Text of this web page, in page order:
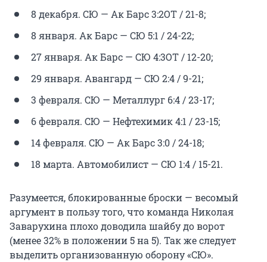
8 декабря. СЮ — Ак Барс 3:2ОТ / 21-8;
8 января. Ак Барс — СЮ 5:1 / 24-22;
27 января. Ак Барс — СЮ 4:3ОТ / 12-20;
29 января. Авангард — СЮ 2:4 / 9-21;
3 февраля. СЮ — Металлург 6:4 / 23-17;
6 февраля. СЮ — Нефтехимик 4:1 / 23-15;
14 февраля. СЮ — Ак Барс 3:0 / 24-18;
18 марта. Автомобилист — СЮ 1:4 / 15-21.
Разумеется, блокированные броски — весомый
аргумент в пользу того, что команда Николая
Заварухина плохо доводила шайбу до ворот
(менее 32% в положении 5 на 5). Так же следует
выделить организованную оборону «СЮ».